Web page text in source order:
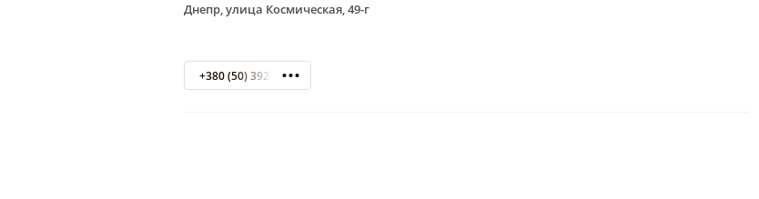
Днепр, улица Космическая, 49-г
+380 (50) 392-62-38